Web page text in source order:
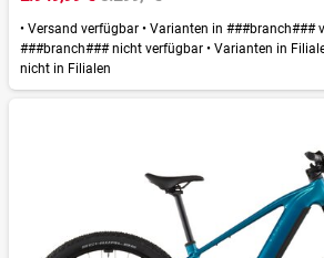
• Versand verfügbar • Varianten in ###branch###
###branch### nicht verfügbar • Varianten in
nicht in Filialen